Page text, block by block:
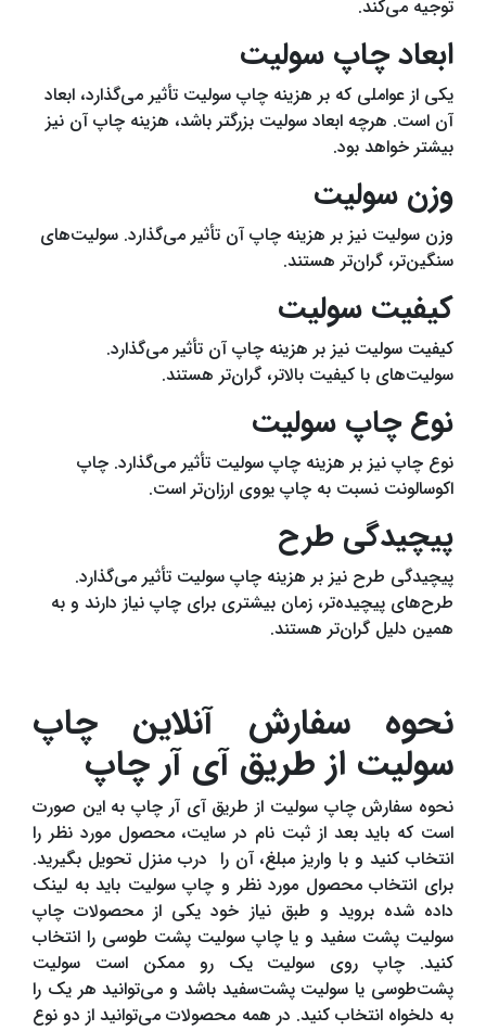
توجیه می‌کند.
ابعاد چاپ سولیت
یکی از عواملی که بر هزینه چاپ سولیت تأثیر می‌گذارد، ابعاد
آن است. هرچه ابعاد سولیت بزرگتر باشد، هزینه چاپ آن نیز
بیشتر خواهد بود.
وزن سولیت
وزن سولیت نیز بر هزینه چاپ آن تأثیر می‌گذارد. سولیت‌های
سنگین‌تر، گران‌تر هستند.
کیفیت سولیت
کیفیت سولیت نیز بر هزینه چاپ آن تأثیر می‌گذارد.
سولیت‌های با کیفیت بالاتر، گران‌تر هستند.
نوع چاپ سولیت
نوع چاپ نیز بر هزینه چاپ سولیت تأثیر می‌گذارد. چاپ
اکوسالونت نسبت به چاپ یووی ارزان‌تر است.
پیچیدگی طرح
پیچیدگی طرح نیز بر هزینه چاپ سولیت تأثیر می‌گذارد.
طرح‌های پیچیده‌تر، زمان بیشتری برای چاپ نیاز دارند و به
همین دلیل گران‌تر هستند.
نحوه سفارش آنلاین چاپ
سولیت از طریق آی آر چاپ
نحوه سفارش چاپ سولیت از طریق آی آر چاپ به این صورت
است که باید بعد از ثبت نام در سایت، محصول مورد نظر را
انتخاب کنید و با واریز مبلغ، آن را درب منزل تحویل بگیرید.
برای انتخاب محصول مورد نظر و چاپ سولیت باید به لینک
داده شده بروید و طبق نیاز خود یکی از محصولات چاپ
سولیت پشت سفید و یا چاپ سولیت پشت طوسی را انتخاب
کنید. چاپ روی سولیت یک رو ممکن است سولیت
پشت‌طوسی یا سولیت پشت‌سفید باشد و می‌توانید هر یک را
به دلخواه انتخاب کنید. در همه محصولات می‌توانید از دو نوع